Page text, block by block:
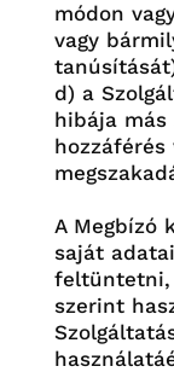
módon
vagy
d) a
hibája
hozzáférés
A Megbízó
saját
feltüntetni,
szerint